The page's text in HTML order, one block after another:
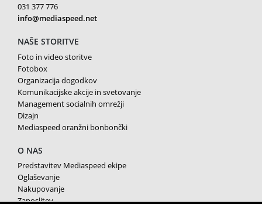
031 377 776
info@mediaspeed.net
NAŠE STORITVE
Foto in video storitve
Fotobox
Organizacija dogodkov
Komunikacijske akcije in svetovanje
Management socialnih omrežji
Dizajn
Mediaspeed oranžni bonbončki
O NAS
Predstavitev Mediaspeed ekipe
Oglaševanje
Nakupovanje
Zaposlitev